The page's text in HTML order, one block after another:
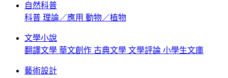
自然科普
科普 理論／應用 動物／植物
文學小說
翻譯文學 華文創作 古典文學 文學評論 小學生文庫
藝術設計